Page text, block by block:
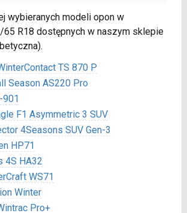
wybieranych modeli opon w
R18 dostępnych w naszym sklepie
TS 870 P
Season AS220 Pro
901
F1 Asymmetric 3 SUV
4Seasons SUV Gen-3
HP71
4S HA32
WS71
Winter
Pro+